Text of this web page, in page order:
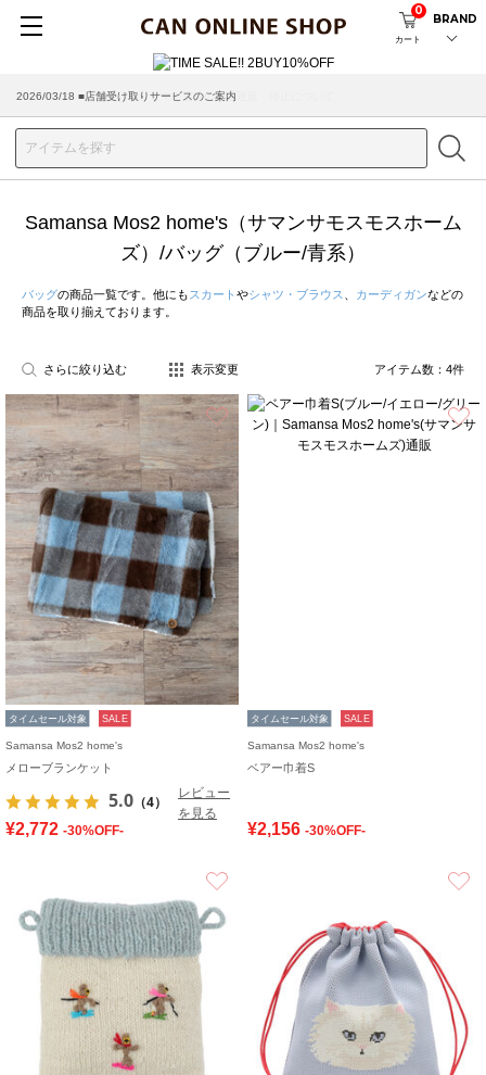
カート
0
BRAND
2026/03/18 ■店舗受け取りサービスのご案内
Samansa Mos2 home's（サマンサモスモスホーム
ズ）/バッグ（ブルー/青系）
バッグの商品一覧です。他にも スカート やシャツ・ブラウス カーディガンなどの
商品を取り揃えております。
さらに絞り込む 表示変更 アイテム数： 4件
お気に入り
タイムセール対象 SALE
Samansa Mos2 home's
メローブランケット
5.0 （4）
レビュー
を見る
¥2,772 -30%OFF-
タイムセール対象 SALE
Samansa Mos2 home's
ベアー巾着S
¥2,156 -30%OFF-